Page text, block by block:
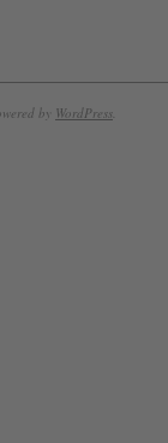
by WordPress.